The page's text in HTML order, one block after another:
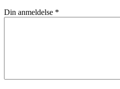
Din anmeldelse *